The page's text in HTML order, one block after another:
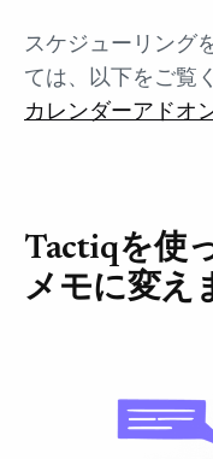
スケジューリング
ては、以下をご覧
カレンダーアドオ
Tactiqを使
メモに変え